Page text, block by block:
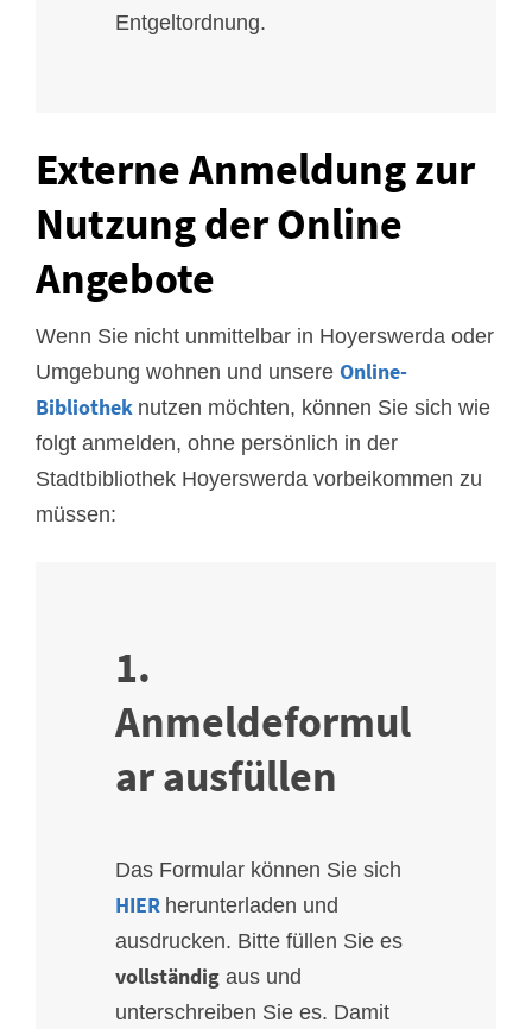
Entgeltordnung.
Externe Anmeldung zur
Nutzung der Online
Angebote
Wenn Sie nicht unmittelbar in Hoyerswerda oder
Umgebung wohnen und unsere Online-
Bibliothek nutzen möchten, können Sie sich wie
folgt anmelden, ohne persönlich in der
Stadtbibliothek Hoyerswerda vorbeikommen zu
müssen:
1.
Anmeldeformul
ar ausfüllen
Das Formular können Sie sich
HIER herunterladen und
ausdrucken. Bitte füllen Sie es
vollständig aus und
unterschreiben Sie es. Damit